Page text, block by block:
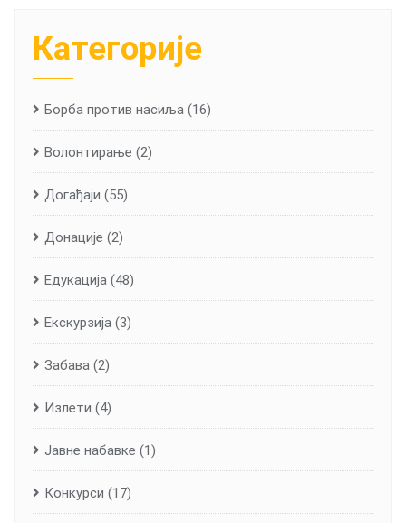
Категорије
Борба против насиља (16)
Волонтирање (2)
Догађаји (55)
Донације (2)
Едукација (48)
Екскурзија (3)
Забава (2)
Излети (4)
Јавне набавке (1)
Конкурси (17)